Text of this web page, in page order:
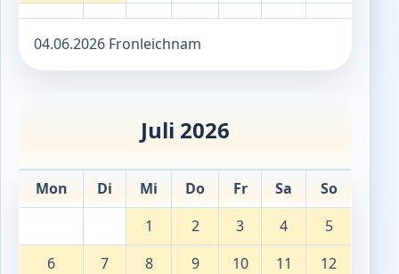
04.06.2026 Fronleichnam
Juli 2026
Mon Di Mi Do Fr Sa
So
1
2 3 4
5
6
7 8 9 10 11
12